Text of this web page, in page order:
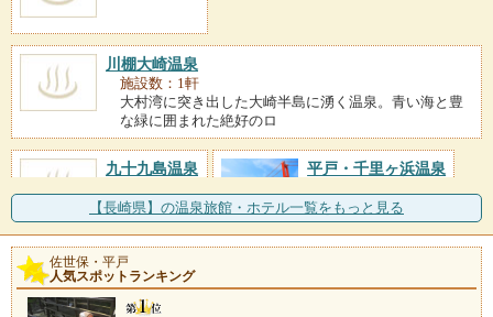
川棚大崎温泉
施設数：1軒
大村湾に突き出した大崎半島に湧く温泉。青い海と豊
な緑に囲まれた絶好のロ
九十九島温泉 平戸・千里ヶ浜温泉
【長崎県】の温泉旅館・ホテル一覧をもっと見る
佐世保・平戸
人気スポットランキング